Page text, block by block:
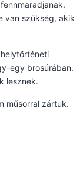
van szükség, akik
egy brosúrában.
lesznek.
műsorral zártuk.